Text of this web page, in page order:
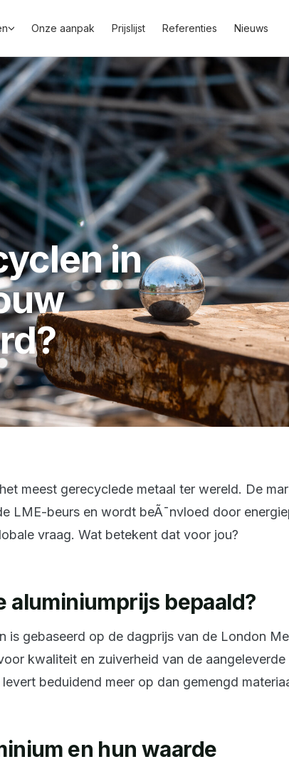
Onze aanpak Prijslijst Referenties Nieuws
in
meest gerecyclede metaal ter wereld. De
LME-beurs en wordt beÃ¯nvloed door
vraag. Wat betekent dat voor jou?
aluminiumprijs bepaald?
is gebaseerd op de dagprijs van de London
kwaliteit en zuiverheid van de
beduidend meer op dan gemengd
en hun waarde